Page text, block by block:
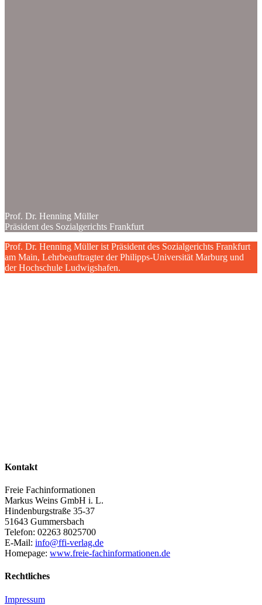
Prof. Dr. Henning Müller
Präsident des Sozialgerichts Frankfurt
Prof. Dr. Henning Müller ist Präsident des Sozialgerichts Frankfurt
am Main, Lehrbeauftragter der Philipps-Universität Marburg und
der Hochschule Ludwigshafen.
Kontakt
Freie Fachinformationen
Markus Weins GmbH i. L.
Hindenburgstraße 35-37
51643 Gummersbach
Telefon: 02263 8025700
E-Mail: info@ffi-verlag.de
Homepage: www.freie-fachinformationen.de
Rechtliches
Impressum